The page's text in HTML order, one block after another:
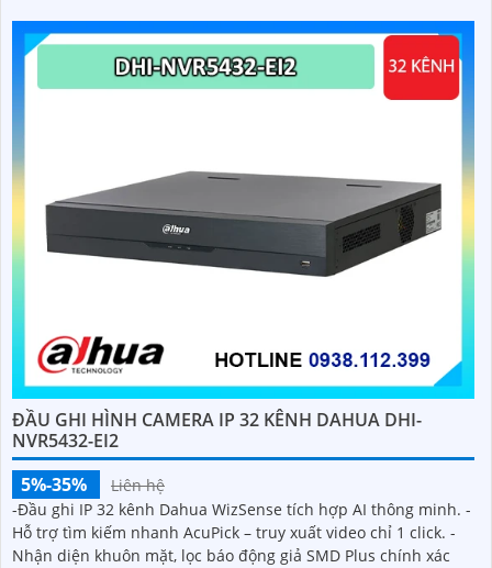
ĐẦU GHI HÌNH CAMERA IP 32 KÊNH DAHUA DHI-
NVR5432-EI2
5%-35%
Liên hệ
-Đầu ghi IP 32 kênh Dahua WizSense tích hợp AI thông minh. -
Hỗ trợ tìm kiếm nhanh AcuPick – truy xuất video chỉ 1 click. -
Nhận diện khuôn mặt, lọc báo động giả SMD Plus chính xác